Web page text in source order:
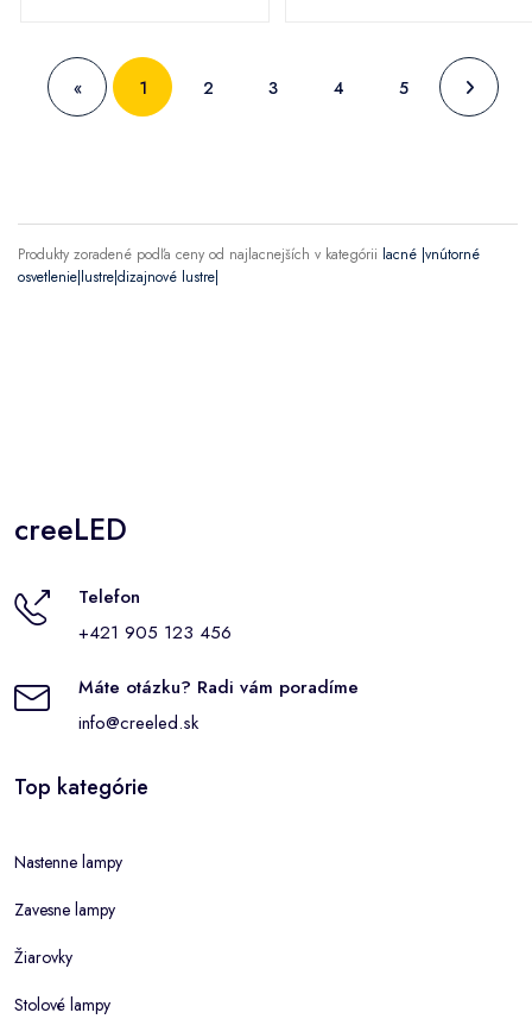
« 1 2 3 4 5
Produkty zoradené podľa ceny od najlacnejších v kategórii lacné |vnútorné
osvetlenie|lustre|dizajnové lustre|
creeLED
Telefon
+421 905 123 456
Máte otázku? Radi vám poradíme
info@creeled.sk
Top kategórie
Nastenne lampy
Zavesne lampy
Žiarovky
Stolové lampy